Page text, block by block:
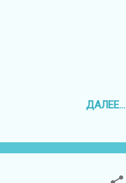
ДАЛЕЕ...